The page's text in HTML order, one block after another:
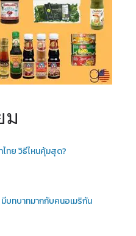
ม
ไทย วิธีไหนคุ้มสุด?
มีบทบาทมากกับคนอเมริกัน